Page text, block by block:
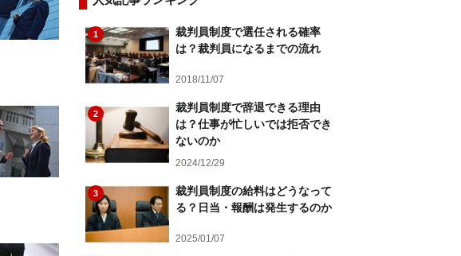
1
裁判員制度で選任される確率
は？裁判員になるまでの流れ
2018/11/07
2
裁判員制度で辞退できる理由
は？仕事が忙しいでは拒否でき
ないのか
2024/12/29
3
裁判員制度の給料はどうなって
る？日当・報酬は発生するのか
2025/01/07